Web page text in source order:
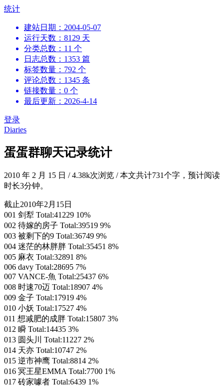
跳
统计
建站日期：2004-05-07
运行天数：8129 天
分类总数：11 个
日志总数：1353 篇
标签数量：792 个
评论总数：1345 条
链接数量：0 个
最后更新：2026-4-14
登录
Diaries
蛋蛋群聊天记录统计
2010 年 2 月 15 日 /4.38k次浏览 /本文共计731个字，预计阅读
时长3分钟。
截止2010年2月15日
001 剑犁 Total:41229 10%
002 待嫁的房子 Total:39519 9%
003 被剩下的9 Total:36749 9%
004 迷茫的林胖胖 Total:35451 8%
005 麻衣 Total:32891 8%
006 davy Total:28695 7%
007 VANCE-魚 Total:25437 6%
008 时速70迈 Total:18907 4%
009 金子 Total:17919 4%
010 小妖 Total:17527 4%
011 想减肥的成胖 Total:15807 3%
012 瞬 Total:14435 3%
013 圆头川 Total:11227 2%
014 天亦 Total:10747 2%
015 逆市神鹰 Total:8814 2%
016 冥王星EMMA Total:7700 1%
017 砖家噱者 Total:6439 1%